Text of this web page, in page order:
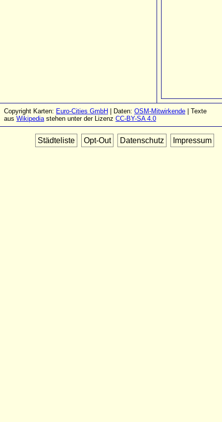
Copyright Karten: Euro-Cities GmbH | Daten: OSM-Mitwirkende | Texte
aus Wikipediastehen unter der Lizenz CC-BY-SA 4.0
Städteliste Opt-Out Datenschutz Impressum